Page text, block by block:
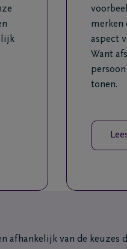
merken
aspect
Want
tonen.
afhankelijk van de keuzes